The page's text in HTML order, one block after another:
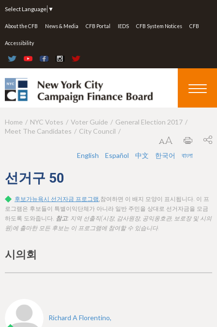
Select Language ▼
About the CFB News & Media CFB Portal IEDS CFB System Notices CFB
Accessibility
Y
a
r
e
h
r
e
Home NYC Votes Voter Guide
General Election 2017
Meet The Candidates
City Council
English Español 中文 한국어 বাংলা
선거구 50
후보가뉴욕시 선거자금 프로그램,참여하면 이 배지 모양이 표시됩니다. 이 프
로그램은 후보들이 특별이익단체가 아니라 일반 주민을 상대로 선거자금을 모금
하도록 도와줍니다. 참고: 지역 선출직(시장, 감사원장, 공익옹호관, 보로장 및 시의
원)에 출마한 모든 후보는 이 프로그램에 참여할 수 있습니다.
시의회
Richard A Florentino,